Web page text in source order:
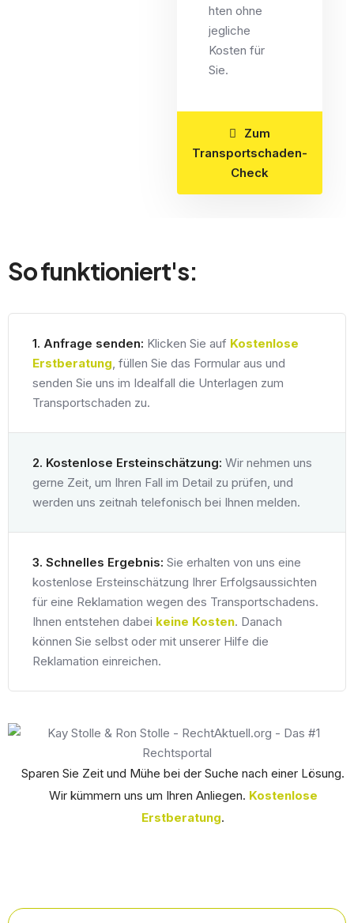
hten ohne
jegliche
Kosten für
Sie.
Zum
Transportschaden-
Check
So funktioniert's:
1. Anfrage senden: Klicken Sie auf Kostenlose
Erstberatung, füllen Sie das Formular aus und
senden Sie uns im Idealfall die Unterlagen zum
Transportschaden zu.
2. Kostenlose Ersteinschätzung: Wir nehmen uns
gerne Zeit, um Ihren Fall im Detail zu prüfen, und
werden uns zeitnah telefonisch bei Ihnen melden.
3. Schnelles Ergebnis: Sie erhalten von uns eine
kostenlose Ersteinschätzung Ihrer Erfolgsaussichten
für eine Reklamation wegen des Transportschadens.
Ihnen entstehen dabei keine Kosten. Danach
können Sie selbst oder mit unserer Hilfe die
Reklamation einreichen.
Sparen Sie Zeit und Mühe bei der Suche nach einer Lösung.
Wir kümmern uns um Ihren Anliegen. Kostenlose
Erstberatung.